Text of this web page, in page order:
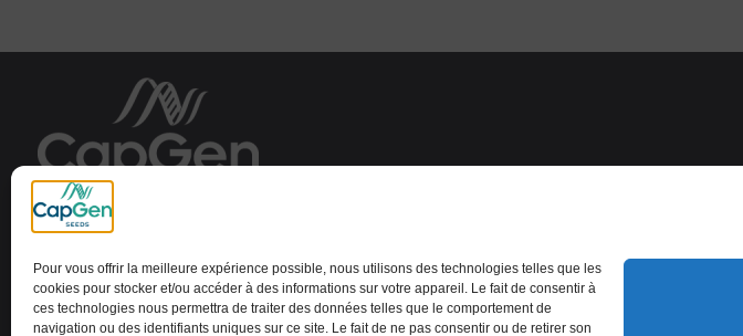
Pour vous offrir la meilleure expérience possible, nous utilisons des technologies telles que les
cookies pour stocker et/ou accéder à des informations sur votre appareil. Le fait de consentir à
ces technologies nous permettra de traiter des données telles que le comportement de
navigation ou des identifiants uniques sur ce site. Le fait de ne pas consentir ou de retirer son
Capital Genetic EBT SL